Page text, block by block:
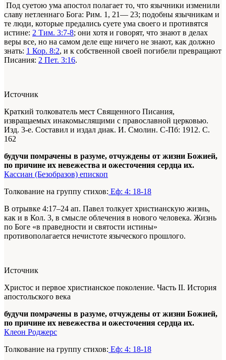
Под суетою ума апостол полагает то, что язычники изменили
славу нетленнаго Бога: Рим. 1, 21— 23; подобны язычникам и
те люди, которые предались суете ума своего и противятся
истине: 2 Тим. 3:7-8; они хотя и говорят, что знают в делах
веры все, но на самом деле еще ничего не знают, как должно
знать: 1 Кор. 8:2, и к собственной своей погибели превращают
Писания: 2 Пет. 3:16.
Источник
Краткий толкователь мест Священного Писания,
извращаемых инакомыслящими с православной церковью.
Изд. 3-е. Составил и издал диак. И. Смолин. С-Пб: 1912. С.
162
будучи помрачены в разуме, отчуждены от жизни Божией,
по причине их невежества и ожесточения сердца их.
Кассиан (Безобразов) епископ
Толкование на группу стихов: Еф: 4: 18-18
В отрывке 4:17–24 ап. Павел толкует христианскую жизнь,
как и в Кол. 3, в смысле облечения в нового человека. Жизнь
по Боге «в праведности и святости истины»
противополагается нечистоте языческого прошлого.
Источник
Христос и первое христианское поколение. Часть II. История
апостольского века
будучи помрачены в разуме, отчуждены от жизни Божией,
по причине их невежества и ожесточения сердца их.
Клеон Роджерс
Толкование на группу стихов: Еф: 4: 18-18